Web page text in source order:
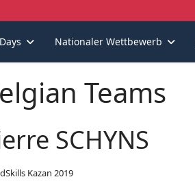
Nationaler Wettbewerb
Teams
SCHYNS
Kazan 2019